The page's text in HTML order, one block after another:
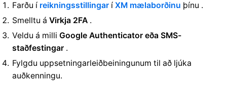
Farðu í reikningsstillingar í XM mælaborðinu þínu .
Smelltu á Virkja 2FA .
Veldu á milli Google Authenticator eða SMS-
staðfestingar .
Fylgdu uppsetningarleiðbeiningunum til að ljúka
auðkenningu.